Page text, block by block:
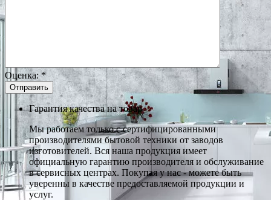
Оценка:*
Гарантия качества на товар
Мы работаем только с сертифицированными
производителями бытовой техники от заводов
изготовителей. Вся наша продукция имеет
официальную гарантию производителя и обслуживание
в сервисных центрах. Покупая у нас - можете быть
уверенны в качестве предоставляемой продукции и
услуг.